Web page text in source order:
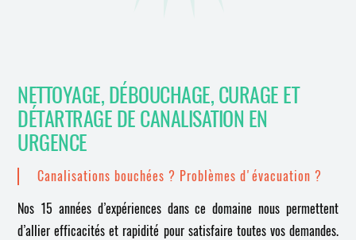
NETTOYAGE, DÉBOUCHAGE, CURAGE ET
DÉTARTRAGE DE CANALISATION EN
URGENCE
Canalisations bouchées ? Problèmes d'évacuation ?
Nos 15 années d’expériences dans ce domaine nous permettent
d’allier efficacités et rapidité pour satisfaire toutes vos demandes.